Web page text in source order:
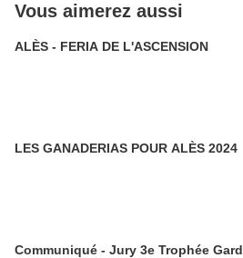
Vous aimerez aussi
ALÈS - FERIA DE L'ASCENSION
LES GANADERIAS POUR ALÈS 2024
Communiqué - Jury 3e Trophée Gard